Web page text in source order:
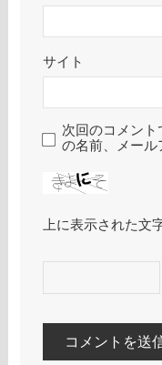
サイト
次回のコメン
の名前、メール
上に表示された文